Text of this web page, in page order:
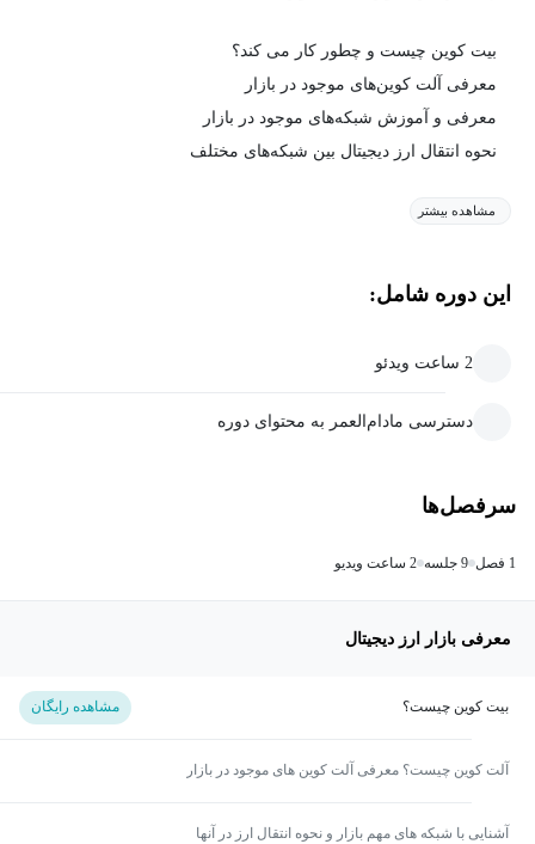
بیت کوین چیست و چطور کار می کند؟
معرفی آلت کوین‌های موجود در بازار
معرفی و آموزش شبکه‌های موجود در بازار
نحوه انتقال ارز دیجیتال بین شبکه‌های مختلف
مشاهده بیشتر
این دوره شامل:
2 ساعت ویدئو
دسترسی مادام‌العمر به محتوای دوره
سرفصل‌ها
1 فصل 9 جلسه 2 ساعت ویدیو
معرفی بازار ارز دیجیتال
بیت کوین چیست؟ مشاهده رایگان
آلت کوین چیست؟ معرفی آلت کوین های موجود در بازار
آشنایی با شبکه های مهم بازار و نحوه انتقال ارز در آنها